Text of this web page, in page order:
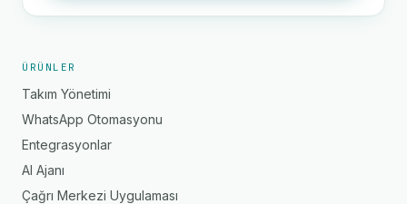
ÜRÜNLER
Takım Yönetimi
WhatsApp Otomasyonu
Entegrasyonlar
AI Ajanı
Çağrı Merkezi Uygulaması